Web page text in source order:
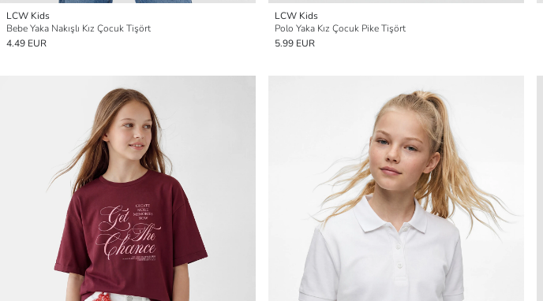
LCW Kids
Bebe Yaka Nakışlı Kız Çocuk Tişört
4.49 EUR
LCW Kids
Polo Yaka Kız Çocuk Pike Tişört
5.99 EUR